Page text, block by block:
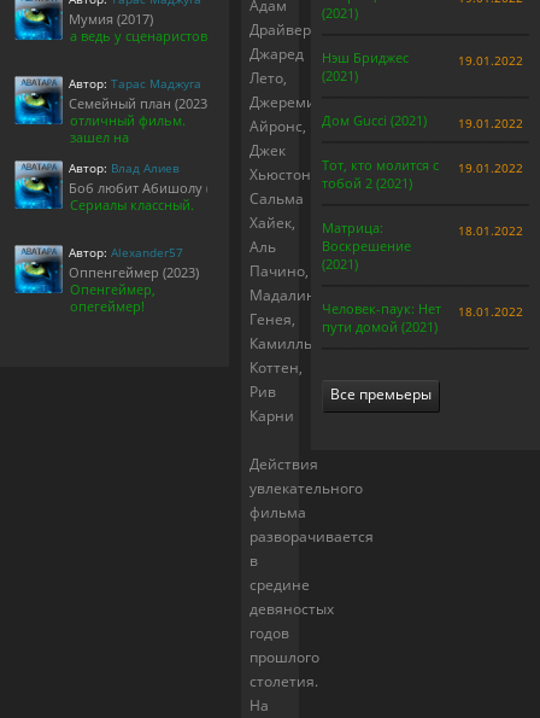
Адам
Драйвер,
Джаред
Лето,
Джереми
Айронс,
Джек
Хьюстон,
Сальма
Хайек,
Аль
Пачино,
Мадалина
Генея,
Камилль
Коттен,
Рив
Карни
Действия
увлекательного
фильма
разворачивается
в
средине
девяностых
годов
прошлого
столетия.
На
Мумия (2017)
а ведь у сценаристов
Автор: Тарас Маджуга
Семейный план (2023)
отличный фильм.
зашел на
Автор: Влад Алиев
Боб любит Абишолу (1-5 сезон)
Сериалы классный.
Автор: Alexander57
Оппенгеймер (2023)
Опенгеймер,
опегеймер!
(2021)
Нэш Бриджес
(2021)
19.01.2022
Дом Gucci (2021) 19.01.2022
Тот, кто молится с
тобой 2 (2021)
19.01.2022
Матрица:
Воскрешение
(2021)
18.01.2022
Человек-паук: Нет
пути домой (2021)
18.01.2022
Все премьеры